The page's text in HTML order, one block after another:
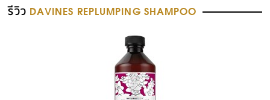
รีวิว DAVINES REPLUMPING SHAMPOO